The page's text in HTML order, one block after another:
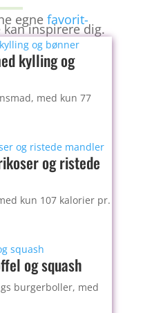
egnefavorit-
kan inspirere dig.
kylling og
med kun 77
og ristede
kun 107 kalorier pr.
og squash
burgerboller, med